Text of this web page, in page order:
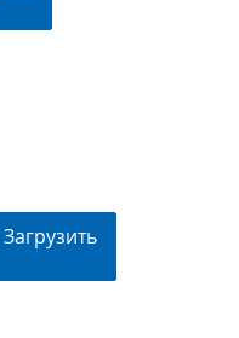
Загрузить